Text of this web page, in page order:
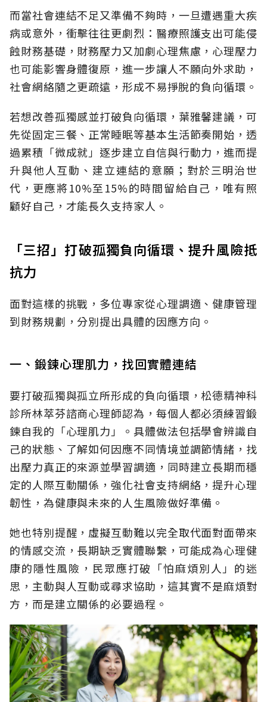
而當社會連結不足又準備不夠時，一旦遭遇重大疾
病或意外，衝擊往往更劇烈：醫療照護支出可能侵
蝕財務基礎，財務壓力又加劇心理焦慮，心理壓力
也可能影響身體復原，進一步讓人不願向外求助，
社會網絡隨之更疏遠，形成不易掙脫的負向循環。
若想改善孤獨感並打破負向循環，葉雅馨建議，可
先從固定三餐、正常睡眠等基本生活節奏開始，透
過累積「微成就」逐步建立自信與行動力，進而提
升與他人互動、建立連結的意願；對於三明治世
代，更應將10%至15%的時間留給自己，唯有照
顧好自己，才能長久支持家人。
「三招」打破孤獨負向循環、提升風險抵
抗力
面對這樣的挑戰，多位專家從心理調適、健康管理
到財務規劃，分別提出具體的因應方向。
一、鍛鍊心理肌力，找回實體連結
要打破孤獨與孤立所形成的負向循環，松德精神科
診所林萃芬諮商心理師認為，每個人都必須練習鍛
鍊自我的「心理肌力」。具體做法包括學會辨識自
己的狀態、了解如何因應不同情境並調節情緒，找
出壓力真正的來源並學習調適，同時建立長期而穩
定的人際互動關係，強化社會支持網絡，提升心理
韌性，為健康與未來的人生風險做好準備。
她也特別提醒，虛擬互動難以完全取代面對面帶來
的情感交流，長期缺乏實體聯繫，可能成為心理健
康的隱性風險，民眾應打破「怕麻煩別人」的迷
思，主動與人互動或尋求協助，這其實不是麻煩對
方，而是建立關係的必要過程。